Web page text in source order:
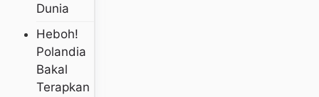
Dunia
Heboh!
Polandia
Bakal
Terapkan